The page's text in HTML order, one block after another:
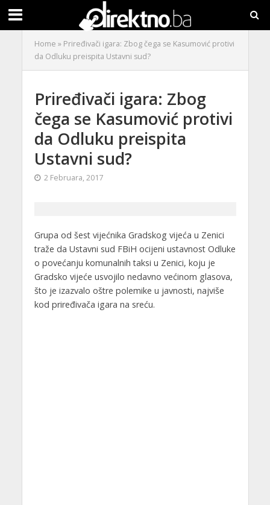
Home » Priređivači igara: Zbog čega se Kasumović protivi
da Odluku preispita Ustavni sud?
Priređivači igara: Zbog
čega se Kasumović protivi
da Odluku preispita
Ustavni sud?
2 Februara, 2017
Grupa od šest vijećnika Gradskog vijeća u Zenici
traže da Ustavni sud FBiH ocijeni ustavnost Odluke
o povećanju komunalnih taksi u Zenici, koju je
Gradsko vijeće usvojilo nedavno većinom glasova,
što je izazvalo oštre polemike u javnosti, najviše
kod priređivača igara na sreću.